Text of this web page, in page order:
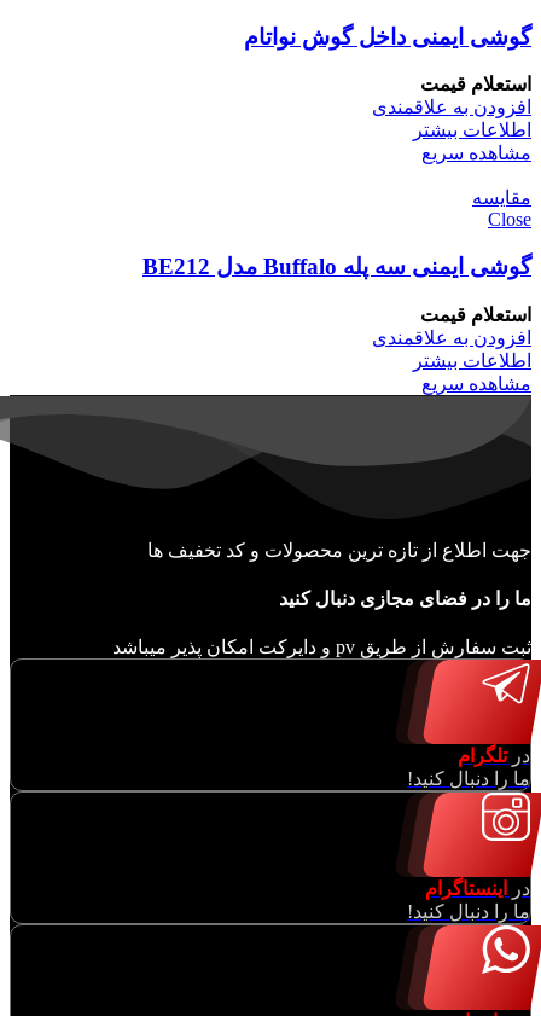
گوشی ایمنی داخل گوش نواتام
استعلام قیمت
افزودن به علاقمندی
اطلاعات بیشتر
مشاهده سریع
مقایسه
Close
گوشی ایمنی سه پله Buffalo مدل BE212
استعلام قیمت
افزودن به علاقمندی
اطلاعات بیشتر
مشاهده سریع
جهت اطلاع از تازه ترین محصولات و کد تخفیف ها
ما را در فضای مجازی دنبال کنید
ثبت سفارش از طریق pv و دایرکت امکان پذیر میباشد
درتلگرام
ما را دنبال کنید!
در
اینستاگرام
ما را دنبال کنید!